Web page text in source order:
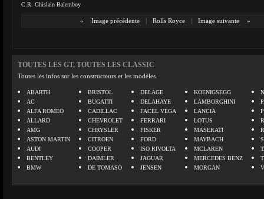
C.R. Ghislain Balemboy
« Image précédente | Rolls Royce | Image suivante »
TOUTES LES GT, TOUTES LES CLASSIC
Toutes les infos sur les constructeurs et les modèles.
ABARTH
AC
ALFA ROMEO
ALLARD
AMG
ASTON MARTIN
AUDI
BENTLEY
BMW
BRISTOL
BUGATTI
CADILLAC
CHEVROLET
CHRYSLER
CITROEN
COOPER
DAIMLER
DE TOMASO
DELAGE
DELAHAYE
FACEL VEGA
FERRARI
FISKER
FORD
ISO RIVOLTA
JAGUAR
JENSEN
KOENIGSEGG
LAMBORGHINI
LANCIA
LOTUS
MASERATI
MAYBACH
MCLAREN
MERCEDES BENZ
MORGAN